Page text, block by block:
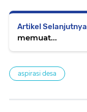
Artikel Selanjutnya
memuat...
aspirasi desa